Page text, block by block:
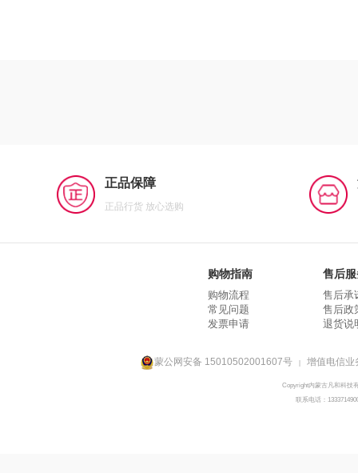
正品保障
正品行货 放心选购
购物指南
购物流程
常见问题
发票申请
售后
售后承
售后政
退货说
蒙公网安备 15010502001607号 | 增值电信业
Copyright内蒙古凡和科技
联系电话：